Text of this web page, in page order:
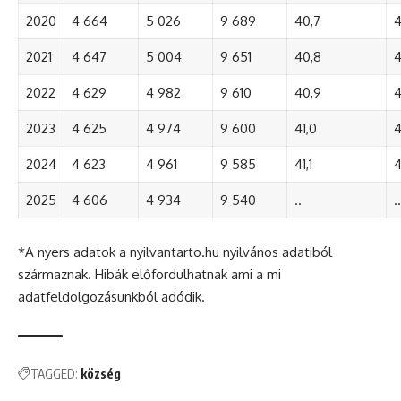
2020 4 664 5 026 9 689 40,7
2021 4 647 5 004 9 651 40,8
2022 4 629 4 982 9 610 40,9
2023 4 625 4 974 9 600 41,0
2024 4 623 4 961 9 585 41,1
2025 4 606 4 934 9 540 .. ..
*A nyers adatok a nyilvantarto.hu nyilvános adatiból
származnak. Hibák előfordulhatnak ami a mi
adatfeldolgozásunkból adódik.
TAGGED: község